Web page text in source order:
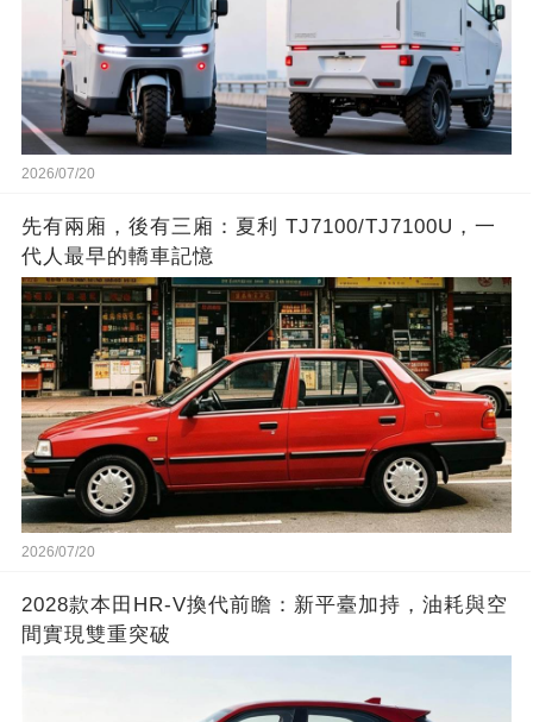
2026/07/20
先有兩廂，後有三廂：夏利 TJ7100/TJ7100U，一
代人最早的轎車記憶
2026/07/20
2028款本田HR-V換代前瞻：新平臺加持，油耗與空
間實現雙重突破